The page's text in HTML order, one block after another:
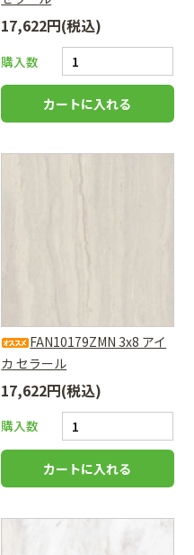
17,622円(税込)
購入数
FAN10179ZMN 3x8 アイ
カ セラール
17,622円(税込)
購入数